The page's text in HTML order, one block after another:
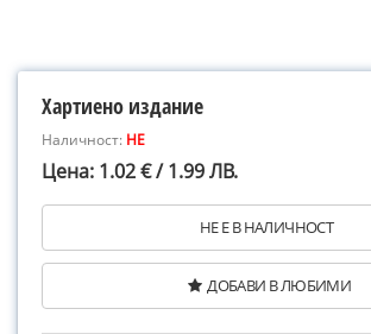
Хартиено издание
Наличност: НЕ
Цена: 1.02 € / 1.99 ЛВ.
НЕ Е В НАЛИЧНОСТ
ДОБАВИ В ЛЮБИМИ